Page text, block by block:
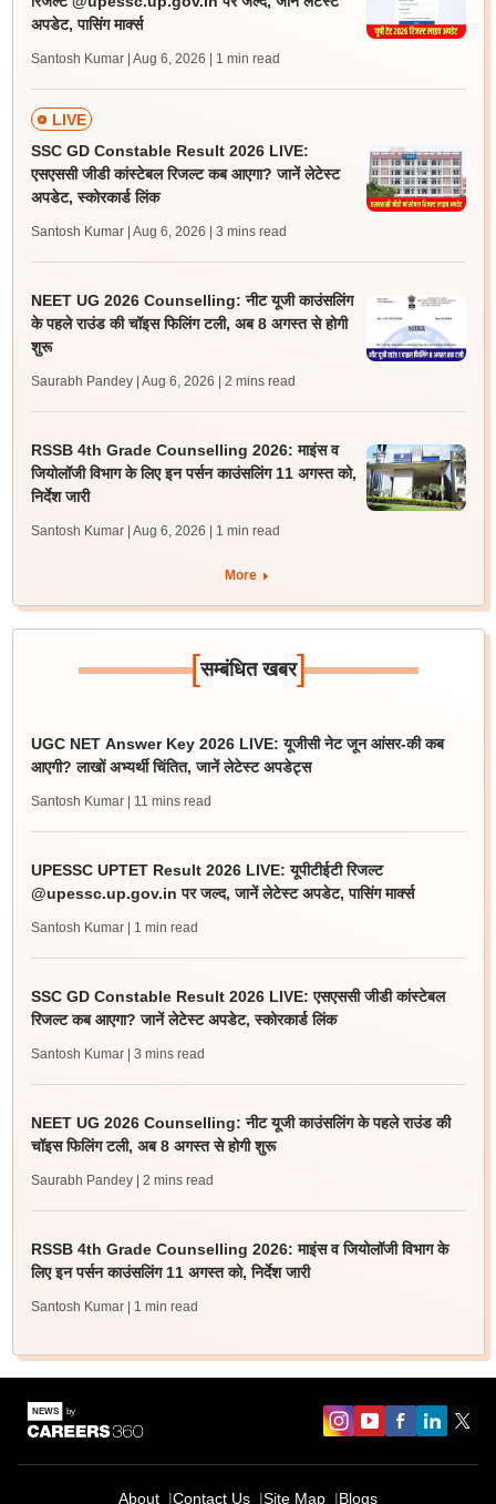
अपडेट, पासिंग मार्क्स
Santosh Kumar | Aug 6, 2026 | 1 min read
LIVE
SSC GD Constable Result 2026 LIVE:
एसएससी जीडी कांस्टेबल रिजल्ट कब आएगा? जानें लेटेस्ट
अपडेट, स्कोरकार्ड लिंक
Santosh Kumar | Aug 6, 2026 | 3 mins read
NEET UG 2026 Counselling: नीट यूजी काउंसलिंग
के पहले राउंड की चॉइस फिलिंग टली, अब 8 अगस्त से होगी
शुरू
Saurabh Pandey | Aug 6, 2026 | 2 mins read
RSSB 4th Grade Counselling 2026: माइंस व
जियोलॉजी विभाग के लिए इन पर्सन काउंसलिंग 11 अगस्त को,
निर्देश जारी
Santosh Kumar | Aug 6, 2026 | 1 min read
More
[सम्बंधित खबर]
UGC NET Answer Key 2026 LIVE: यूजीसी नेट जून आंसर-की कब
आएगी? लाखों अभ्यर्थी चिंतित, जानें लेटेस्ट अपडेट्स
Santosh Kumar | 11 mins read
UPESSC UPTET Result 2026 LIVE: यूपीटीईटी रिजल्ट
@upessc.up.gov.in पर जल्द, जानें लेटेस्ट अपडेट, पासिंग मार्क्स
Santosh Kumar | 1 min read
SSC GD Constable Result 2026 LIVE: एसएससी जीडी कांस्टेबल
रिजल्ट कब आएगा? जानें लेटेस्ट अपडेट, स्कोरकार्ड लिंक
Santosh Kumar | 3 mins read
NEET UG 2026 Counselling: नीट यूजी काउंसलिंग के पहले राउंड की
चॉइस फिलिंग टली, अब 8 अगस्त से होगी शुरू
Saurabh Pandey | 2 mins read
RSSB 4th Grade Counselling 2026: माइंस व जियोलॉजी विभाग के
लिए इन पर्सन काउंसलिंग 11 अगस्त को, निर्देश जारी
Santosh Kumar | 1 min read
About Contact Us Site Map Blogs